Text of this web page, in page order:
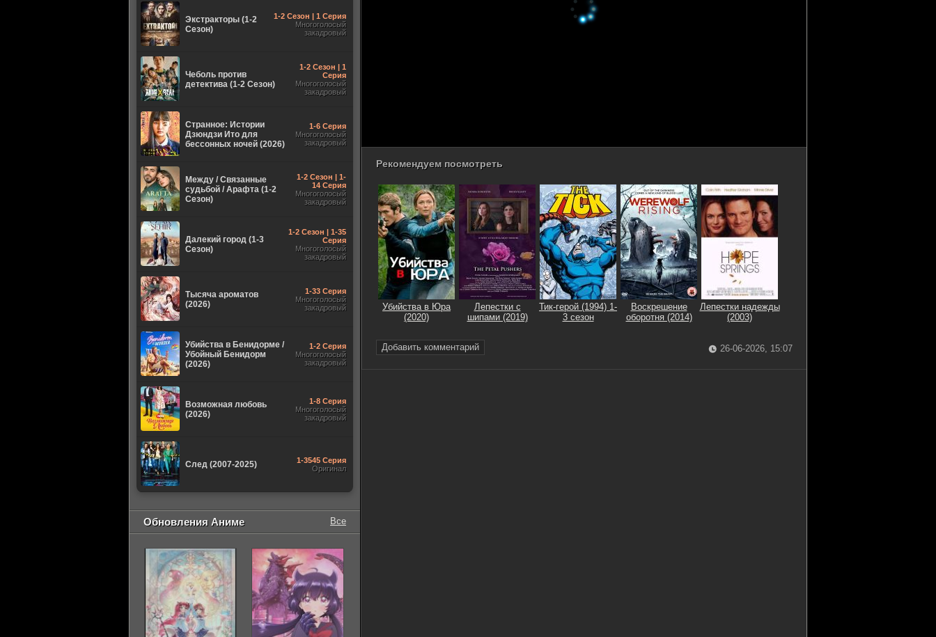
Рекомендуем посмотреть
Убийства в Юра
(2020)
Лепестки с
шипами (2019)
Тик-герой (1994) 1-
3 сезон
Воскрешение
оборотня (2014)
Лепестки надежды
(2003)
Добавить комментарий 26-06-2026, 15:07
Экстракторы (1-2
Сезон)
1-2 Сезон | 1 Серия
Многоголосый
закадровый
Чеболь против
детектива (1-2 Сезон)
1-2 Сезон | 1
Серия
Многоголосый
закадровый
Странное: Истории
Дзюндзи Ито для
бессонных ночей (2026)
1-6 Серия
Многоголосый
закадровый
Между / Связанные
судьбой / Арафта (1-2
Сезон)
1-2 Сезон | 1-
14 Серия
Многоголосый
закадровый
Далекий город (1-3
Сезон)
1-2 Сезон | 1-35
Серия
Многоголосый
закадровый
Тысяча ароматов
(2026)
1-33 Серия
Многоголосый
закадровый
Убийства в Бенидорме /
Убойный Бенидорм
(2026)
1-2 Серия
Многоголосый
закадровый
Возможная любовь
(2026)
1-8 Серия
Многоголосый
закадровый
След (2007-2025)
1-3545 Серия
Оригинал
Обновления Аниме Все